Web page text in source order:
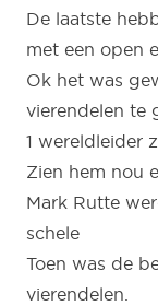
De laatste
met een open
Ok het was
vierendelen te
1 wereldleider
Zien hem nou
Mark Rutte
schele
Toen was de
vierendelen.